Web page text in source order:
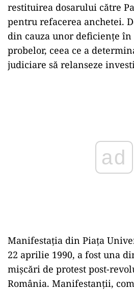
restituirea dosarului către
pentru refacerea anchetei.
din cauza unor deficiențe
probelor, ceea ce a
judiciare să relanseze
Manifestația din Piața
22 aprilie 1990, a fost una
mișcări de protest post-
România. Manifestanții,